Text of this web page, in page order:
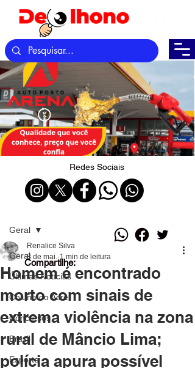
Redes Sociais
Geral
Últimas Notícias
Coluna do Acre
Concursos
Brasil
Esporte
Geral
Homem é encontrado
morto com sinais de
extrema violência na zona
rural de Mâncio Lima;
polícia apura possível
Renalice Silva
8 de mai. 1 min de leitura
Compartilhe: